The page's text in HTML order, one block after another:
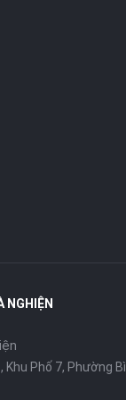
NGHIỆN
Phố 7, Phường